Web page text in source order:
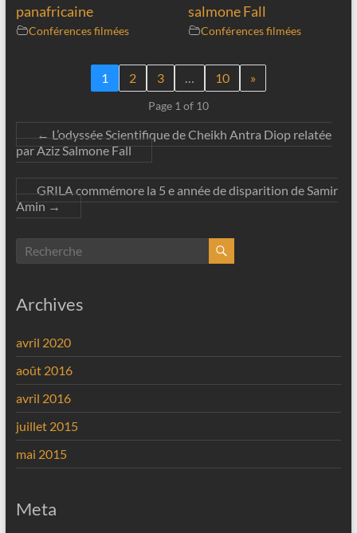
panafricaine
Conférences filmées
salmone Fall
Conférences filmées
1 2 3 10 »
Page 1 of 10
←L’odyssée Scientifique de Cheikh Antra Diop relatée
par Aziz Salmone Fall
GRILA commémore la 5 e année de disparition de Samir
Amin→
Archives
avril 2020
août 2016
avril 2016
juillet 2015
mai 2015
Meta